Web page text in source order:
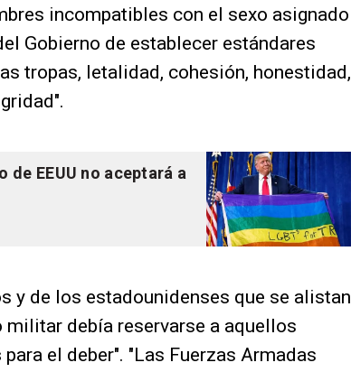
incompatibles con el sexo asignado
Gobierno de establecer estándares
tropas, letalidad, cohesión, honestidad,
de EEUU no aceptará a
y de los estadounidenses que se alistan
debía reservarse a aquellos
para el deber". "Las Fuerzas Armadas